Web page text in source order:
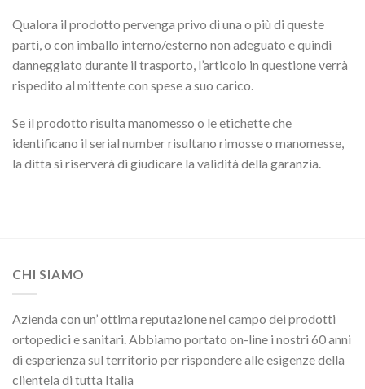
Qualora il prodotto pervenga privo di una o più di queste
parti, o con imballo interno/esterno non adeguato e quindi
danneggiato durante il trasporto, l’articolo in questione verrà
rispedito al mittente con spese a suo carico.
Se il prodotto risulta manomesso o le etichette che
identificano il serial number risultano rimosse o manomesse,
la ditta si riserverà di giudicare la validità della garanzia.
CHI SIAMO
Azienda con un’ ottima reputazione nel campo dei prodotti
ortopedici e sanitari. Abbiamo portato on-line i nostri 60 anni
di esperienza sul territorio per rispondere alle esigenze della
clientela di tutta Italia